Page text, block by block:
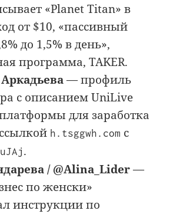
«Planet Titan» в
от $10, «пассивный
до 1,5% в день»,
программа, TAKER.
— профиль
с описанием UniLive
для заработка
h.tsggwh.com с
.
/ @Alina_Lider—
по женски»
инструкции по